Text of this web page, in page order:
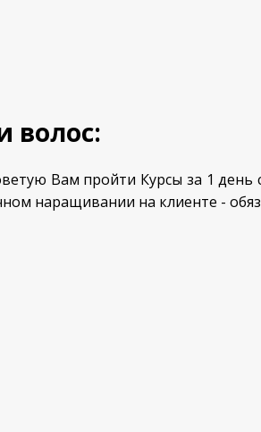
Вам пройти Курсы за 1 день
наращивании на клиенте -